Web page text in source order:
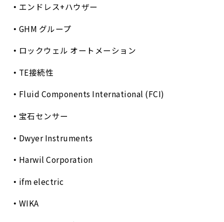
エンドレス+ハウザー
GHM グループ
ロックウェル オートメーション
TE接続性
Fluid Components International (FCI)
宝石センサー
Dwyer Instruments
Harwil Corporation
ifm electric
WIKA